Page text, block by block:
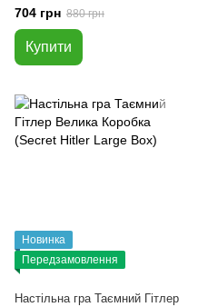
(Unmatched Adventures: TMNT
– Shredder and Krang)
704 грн 880 грн
Купити
Новинка
Передзамовлення
Настільна гра Таємний Гітлер